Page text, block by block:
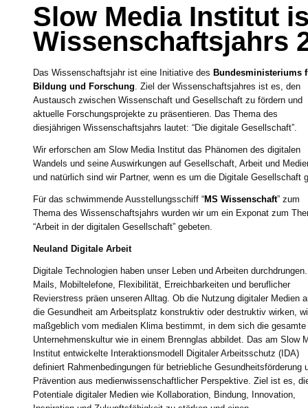
Slow Media Institut
Wissenschaftsjahrs
Das Wissenschaftsjahr ist eine Initiative des Bundesministeriums
Bildung und Forschung . Ziel der Wissenschaftsjahres ist es, den
Austausch zwischen Wissenschaft und Gesellschaft zu fördern und
aktuelle Forschungsprojekte zu präsentieren. Das Thema des
diesjährigen Wissenschaftsjahrs lautet: “Die digitale Gesellschaft”.
Wir erforschen am Slow Media Institut das Phänomen des digitalen
Wandels und seine Auswirkungen auf Gesellschaft, Arbeit und
und natürlich sind wir Partner, wenn es um die Digitale Gesellschaft
Für das schwimmende Ausstellungsschiff “MS Wissenschaft” zum
Thema des Wissenschaftsjahrs wurden wir um ein Exponat zum
“Arbeit in der digitalen Gesellschaft” gebeten.
Neuland Digitale Arbeit
Digitale Technologien haben unser Leben und Arbeiten
Mails, Mobiltelefone, Flexibilität, Erreichbarkeiten und beruflicher
Revierstress präen unseren Alltag. Ob die Nutzung digitaler Medien
die Gesundheit am Arbeitsplatz konstruktiv oder destruktiv wirken,
maßgeblich vom medialen Klima bestimmt, in dem sich die gesamte
Unternehmenskultur wie in einem Brennglas abbildet. Das am Slow
Institut entwickelte Interaktionsmodell Digitaler Arbeitsschutz (IDA)
definiert Rahmenbedingungen für betriebliche Gesundheitsförderung
Prävention aus medienwissenschaftlicher Perspektive. Ziel ist es,
Potentiale digitaler Medien wie Kollaboration, Bindung, Innovation,